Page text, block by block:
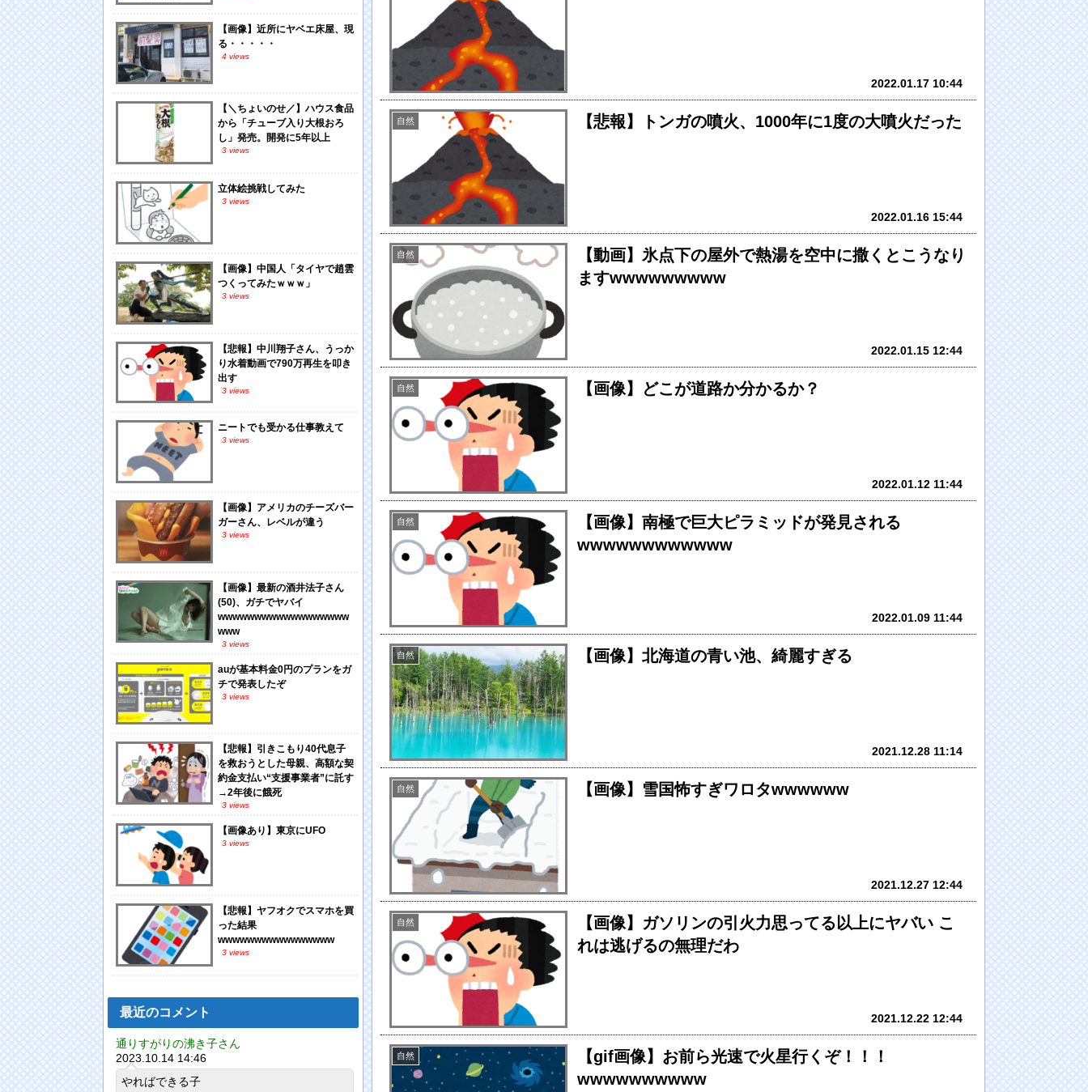
2022.01.17 10:44
自然 【悲報】トンガの噴火、1000年に1度の大噴火だった
2022.01.16 15:44
自然
【動画】氷点下の屋外で熱湯を空中に撒くとこうなり
ますwwwwwwwww
2022.01.15 12:44
自然 【画像】どこが道路か分かるか？
2022.01.12 11:44
自然
【画像】南極で巨大ピラミッドが発見される
wwwwwwwwwwww
2022.01.09 11:44
自然 【画像】北海道の青い池、綺麗すぎる
2021.12.28 11:14
自然 【画像】雪国怖すぎワロタwwwwww
2021.12.27 12:44
自然
【画像】ガソリンの引火力思ってる以上にヤバい こ
れは逃げるの無理だわ
2021.12.22 12:44
自然
【gif画像】お前ら光速で火星行くぞ！！！
wwwwwwwwww
【画像】近所にヤベエ床屋、現
る・・・・・
4 views
【＼ちょいのせ／】ハウス食品
から「チューブ入り大根おろ
し」発売。開発に5年以上
3 views
立体絵挑戦してみた
3 views
【画像】中国人「タイヤで趙雲
つくってみたｗｗｗ」
3 views
【悲報】中川翔子さん、うっか
り水着動画で790万再生を叩き
出す
3 views
ニートでも受かる仕事教えて
3 views
【画像】アメリカのチーズバー
ガーさん、レベルが違う
3 views
【画像】最新の酒井法子さん
(50)、ガチでヤバイ
wwwwwwwwwwwwwwwwww
www
3 views
auが基本料金0円のプランをガ
チで発表したぞ
3 views
【悲報】引きこもり40代息子
を救おうとした母親、高額な契
約金支払い“支援事業者”に託す
→2年後に餓死
3 views
【画像あり】東京にUFO
3 views
【悲報】ヤフオクでスマホを買
った結果
wwwwwwwwwwwwwwww
3 views
最近のコメント
通りすがりの沸き子さん
2023.10.14 14:46
やればできる子